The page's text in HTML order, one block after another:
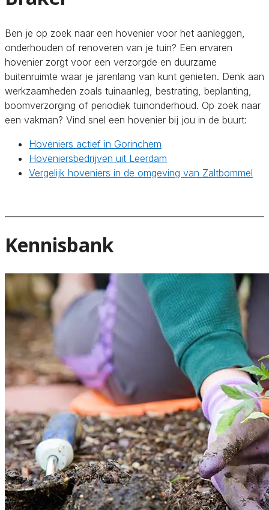
Ben je op zoek naar een hovenier voor het aanleggen,
onderhouden of renoveren van je tuin? Een ervaren
hovenier zorgt voor een verzorgde en duurzame
buitenruimte waar je jarenlang van kunt genieten. Denk aan
werkzaamheden zoals tuinaanleg, bestrating, beplanting,
boomverzorging of periodiek tuinonderhoud. Op zoek naar
een vakman? Vind snel een hovenier bij jou in de buurt:
Hoveniers actief in Gorinchem
Hoveniersbedrijven uit Leerdam
Vergelijk hoveniers in de omgeving van Zaltbommel
Kennisbank